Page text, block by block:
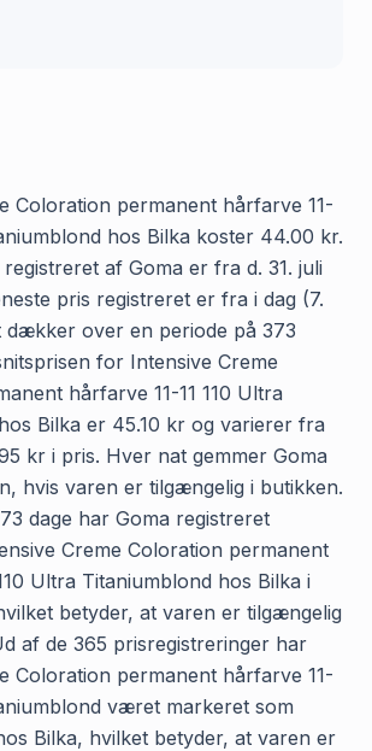
Coloration permanent hårfarve 11-
hos Bilka koster 44.00 kr.
af Goma er fra d. 31. juli
pris registreret er fra i dag (7.
dækker over en periode på 373
for Intensive Creme
hårfarve 11-11 110 Ultra
Bilka er 45.10 kr og varierer fra
kr i pris. Hver nat gemmer Goma
hvis varen er tilgængelig i butikken.
dage har Goma registreret
Creme Coloration permanent
Ultra Titaniumblond hos Bilka i
betyder, at varen er tilgængelig
af de 365 prisregistreringer har
Coloration permanent hårfarve 11-
været markeret som
Bilka, hvilket betyder, at varen er